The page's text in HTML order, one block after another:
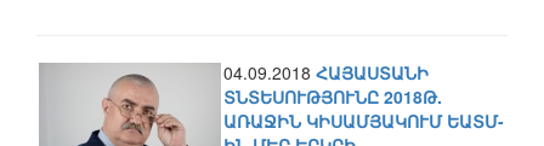
04.09.2018 ՀԱՅԱՍՏԱՆԻ
ՏՆՏԵՍՈՒԹՅՈՒՆԸ 2018Թ.
ԱՌԱՋԻՆ ԿԻՍԱՄՅԱԿՈՒՄ ԵԱՏՄ-